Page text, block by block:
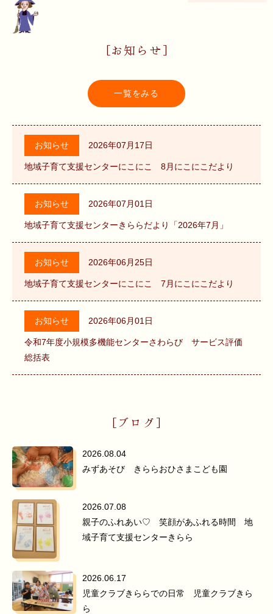
[お知らせ]
一覧をみる
お知らせ 2026年07月17日
地域子育て支援センターにこにこ 8月にこにこだより
お知らせ 2026年07月01日
地域子育て支援センターきららだより「2026年7月」
お知らせ 2026年06月25日
地域子育て支援センターにこにこ 7月にこにこだより
お知らせ 2026年06月01日
令和7年度小規模多機能センターさわらび サービス評価
総括表
[ブログ]
2026.08.04
みずあそび きららおひさまこども園
2026.07.08
親子のふれあい♡ 笑顔があふれる時間 地
域子育て支援センターきらら
2026.06.17
児童クラブきららでの日常 児童クラブきら
ら